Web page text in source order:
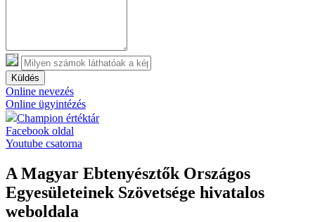
Küldés
Online nevezés
Online ügyintézés
Champion értéktár
Facebook oldal
Youtube csatorna
A Magyar Ebtenyésztők Országos
Egyesületeinek Szövetsége hivatalos
weboldala